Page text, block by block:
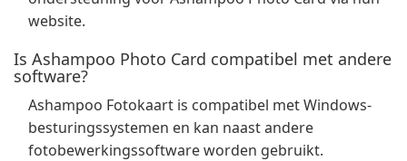
website.
Is Ashampoo Photo Card compatibel met andere
software?
Ashampoo Fotokaart is compatibel met Windows-
besturingssystemen en kan naast andere
fotobewerkingssoftware worden gebruikt.